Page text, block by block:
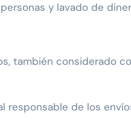
y lavado de
también considerado
de los